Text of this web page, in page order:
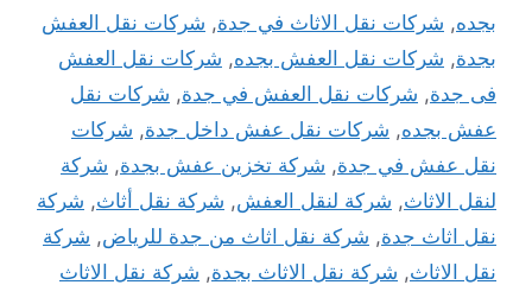
بجده, شركات نقل الاثاث في جدة, شركات نقل العفش
بجدة, شركات نقل العفش بجده, شركات نقل العفش
فى جدة, شركات نقل العفش في جدة, شركات نقل
عفش بجده, شركات نقل عفش داخل جدة, شركات
نقل عفش في جدة, شركة تخزين عفش بجدة, شركة
لنقل الاثاث, شركة لنقل العفش, شركة نقل أثاث, شركة
نقل اثاث جدة, شركة نقل اثاث من جدة للرياض, شركة
نقل الاثاث, شركة نقل الاثاث بجدة, شركة نقل الاثاث